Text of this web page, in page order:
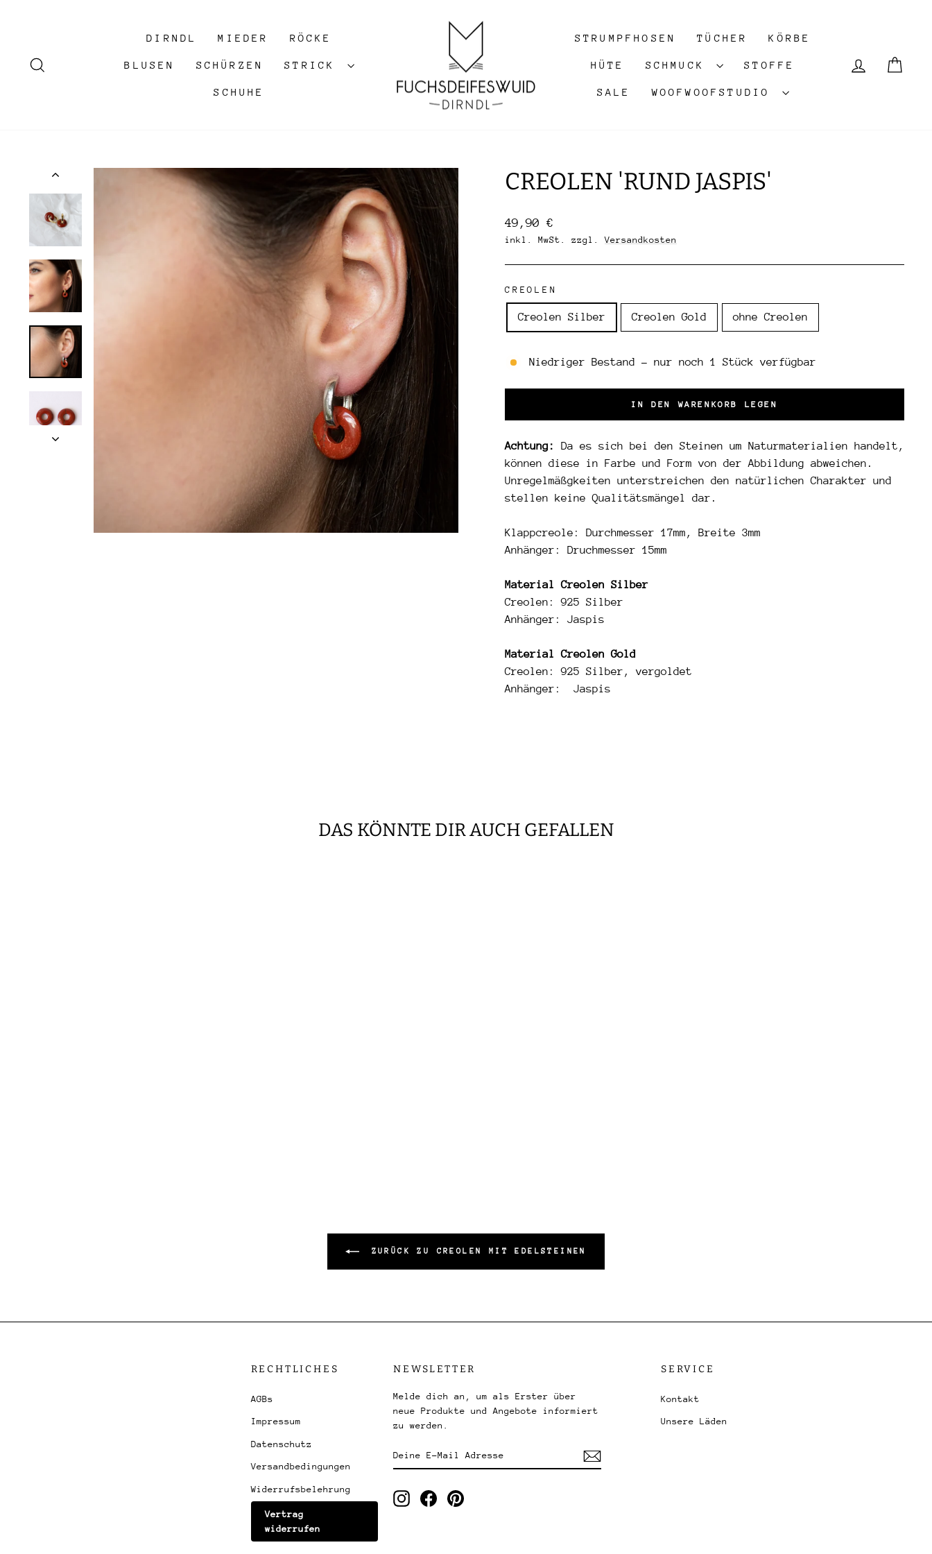
DIRNDL MIEDER RÖCKE
BLUSEN SCHÜRZEN STRICK
SCHUHE
STRUMPFHOSEN TÜCHER KÖRBE
HÜTE SCHMUCK STOFFE
SALE WOOFWOOFSTUDIO
CREOLEN 'RUND JASPIS'
Normaler
Preis
49,90 €
inkl. MwSt. zzgl.Versandkosten
CREOLEN
Creolen Silber Creolen Gold ohne Creolen
Niedriger Bestand - nur noch 1 Stück verfügbar
IN DEN WARENKORB LEGEN
Achtung:
Da es sich bei den Steinen um Naturmaterialien handelt,
können diese in Farbe und Form von der Abbildung abweichen.
Unregelmäßgkeiten unterstreichen den natürlichen Charakter und
stellen keine Qualitätsmängel dar.
Klappcreole: Durchmesser 17mm, Breite 3mm
Anhänger: Druchmesser 15mm
Material
Creolen Silber
Creolen: 925 Silber
Anhänger: Jaspis
Material Creolen Gold
Creolen: 925 Silber, vergoldet
Anhänger: Jaspis
DAS KÖNNTE DIR AUCH GEFALLEN
ZURÜCK ZU CREOLEN MIT EDELSTEINEN
RECHTLICHES
AGBs
Impressum
Datenschutz
Versandbedingungen
Widerrufsbelehrung
Vertrag
widerrufen
NEWSLETTER
Melde dich an, um als Erster über
neue Produkte und Angebote informiert
zu werden.
ADRESSE
Instagram
FacebookPinterest
SERVICE
Kontakt
Unsere Läden